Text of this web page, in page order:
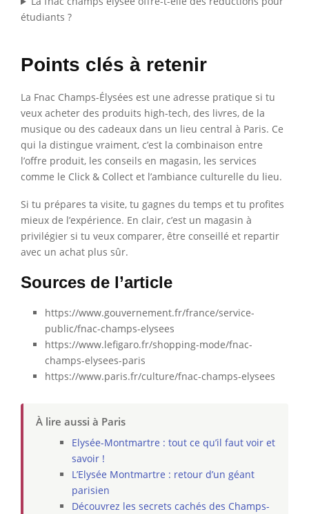
étudiants ?
Points clés à retenir
La Fnac Champs-Élysées est une adresse pratique si tu
veux acheter des produits high-tech, des livres, de la
musique ou des cadeaux dans un lieu central à Paris. Ce
qui la distingue vraiment, c’est la combinaison entre
l’offre produit, les conseils en magasin, les services
comme le Click & Collect et l’ambiance culturelle du lieu.
Si tu prépares ta visite, tu gagnes du temps et tu profites
mieux de l’expérience. En clair, c’est un magasin à
privilégier si tu veux comparer, être conseillé et repartir
avec un achat plus sûr.
Sources de l’article
https://www.gouvernement.fr/france/service-
public/fnac-champs-elysees
https://www.lefigaro.fr/shopping-mode/fnac-
champs-elysees-paris
https://www.paris.fr/culture/fnac-champs-elysees
À lire aussi à Paris
Elysée-Montmartre : tout ce qu’il faut voir et
savoir !
L’Elysée Montmartre : retour d’un géant
parisien
Découvrez les secrets cachés des Champs-